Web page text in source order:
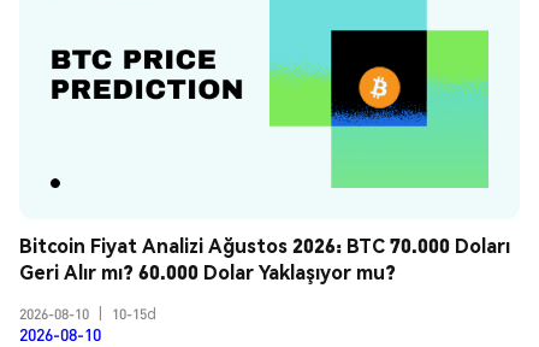
Bitcoin Fiyat Analizi Ağustos 2026: BTC 70.000 Doları
Geri Alır mı? 60.000 Dolar Yaklaşıyor mu?
2026-08-10 10-15d
2026-08-10